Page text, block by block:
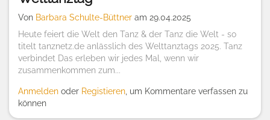
Von Barbara Schulte-Büttner am 29.04.2025
Heute feiert die Welt den Tanz & der Tanz die Welt - so
titelt tanznetz.de anlässlich des Welttanztags 2025. Tanz
verbindet Das erleben wir jedes Mal, wenn wir
zusammenkommen zum...
Anmelden oder Registieren, um Kommentare verfassen zu
können